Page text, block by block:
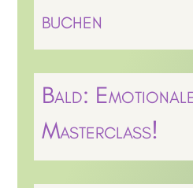
buchen
Bald:
Masterclass!